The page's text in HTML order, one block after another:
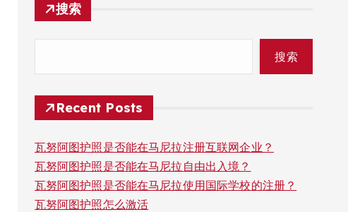
搜索
搜索
Recent Posts
瓦努阿图护照是否能在马尼拉注册互联网企业？
瓦努阿图护照是否能在马尼拉自由出入境？
瓦努阿图护照是否能在马尼拉使用国际学校的注册？
瓦努阿图护照怎么激活